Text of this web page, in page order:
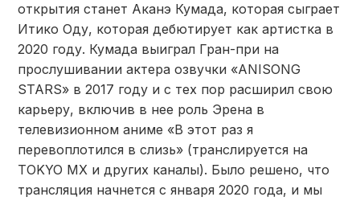
открытия станет Аканэ Кумада, которая сыграет
Итико Оду, которая дебютирует как артистка в
2020 году. Кумада выиграл Гран-при на
прослушивании актера озвучки «ANISONG
STARS» в 2017 году и с тех пор расширил свою
карьеру, включив в нее роль Эрена в
телевизионном аниме «В этот раз я
перевоплотился в слизь» (транслируется на
TOKYO MX и других каналы). Было решено, что
трансляция начнется с января 2020 года, и мы